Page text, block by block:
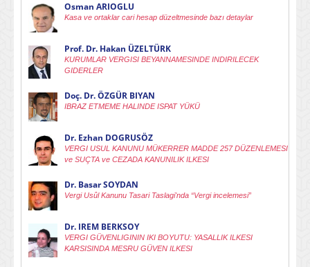
Osman ARIOGLU
Kasa ve ortaklar cari hesap düzeltmesinde bazı detaylar
Prof. Dr. Hakan ÜZELTÜRK
KURUMLAR VERGISI BEYANNAMESINDE INDIRILECEK
GIDERLER
Doç. Dr. ÖZGÜR BIYAN
IBRAZ ETMEME HALINDE ISPAT YÜKÜ
Dr. Ezhan DOGRUSÖZ
VERGI USUL KANUNU MÜKERRER MADDE 257 DÜZENLEMESI
ve SUÇTA ve CEZADA KANUNILIK ILKESI
Dr. Basar SOYDAN
Vergi Usûl Kanunu Tasari Taslagi'nda “Vergi incelemesi”
Dr. IREM BERKSOY
VERGI GÜVENLIGININ IKI BOYUTU: YASALLIK ILKESI
KARSISINDA MESRU GÜVEN ILKESI